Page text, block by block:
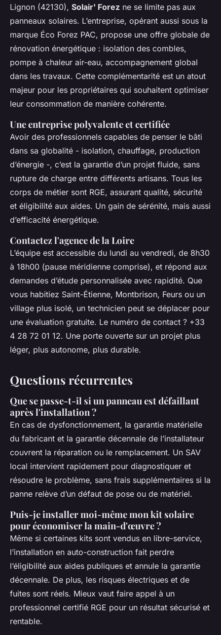
Lignon (42130), Solair' Forez ne se limite pas aux
panneaux solaires. L’entreprise, opérant aussi sous la
marque Éco Forez PAC, propose une offre globale de
rénovation énergétique : isolation des combles,
pompe à chaleur air-eau, accompagnement global
dans les travaux. Cette complémentarité est un atout
majeur pour les propriétaires qui souhaitent optimiser
leur consommation de manière cohérente.
Une entreprise polyvalente et certifiée
Avoir des professionnels capables de penser le bâti
dans sa globalité - isolation, chauffage, production
d’énergie -, c’est la garantie d’un projet fluide, sans
rupture de charge entre différents artisans. Tous les
corps de métier sont RGE, assurant qualité, sécurité
et éligibilité aux aides. Un gain de sérénité, mais aussi
d’efficacité énergétique.
Contactez l'agence de la Loire
L’équipe est accessible du lundi au vendredi, de 8h30
à 18h00 (pause méridienne comprise), et répond aux
demandes d’étude personnalisée avec rapidité. Que
vous habitiez Saint-Étienne, Montbrison, Feurs ou un
village plus isolé, un technicien peut se déplacer pour
une évaluation gratuite. Le numéro de contact ? +33
4 28 72 01 12. Une porte ouverte sur un projet plus
léger, plus autonome, plus durable.
Questions récurrentes
Que se passe-t-il si un panneau est défaillant
après l'installation ?
En cas de dysfonctionnement, la garantie matérielle
du fabricant et la garantie décennale de l’installateur
couvrent la réparation ou le remplacement. Un SAV
local intervient rapidement pour diagnostiquer et
résoudre le problème, sans frais supplémentaires si la
panne relève d’un défaut de pose ou de matériel.
Puis-je installer moi-même mon kit solaire
pour économiser la main-d'œuvre ?
Même si certaines kits sont vendus en libre-service,
l’installation en auto-construction fait perdre
l’éligibilité aux aides publiques et annule la garantie
décennale. De plus, les risques électriques et de
fuites sont réels. Mieux vaut faire appel à un
professionnel certifié RGE pour un résultat sécurisé et
rentable.